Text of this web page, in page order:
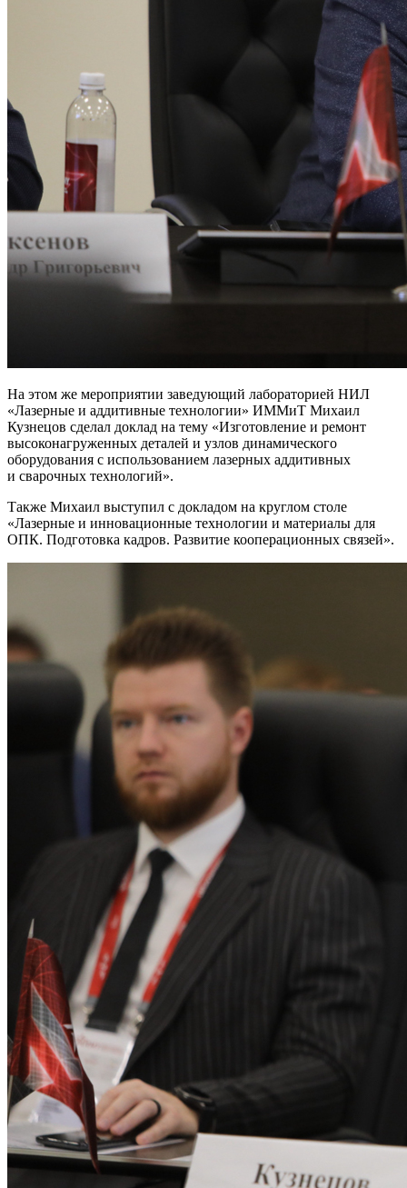
На этом же мероприятии заведующий лабораторией НИЛ
«Лазерные и аддитивные технологии» ИММиТ Михаил
Кузнецов сделал доклад на тему «Изготовление и ремонт
высоконагруженных деталей и узлов динамического
оборудования с использованием лазерных аддитивных
и сварочных технологий».
Также Михаил выступил с докладом на круглом столе
«Лазерные и инновационные технологии и материалы для
ОПК. Подготовка кадров. Развитие кооперационных связей».